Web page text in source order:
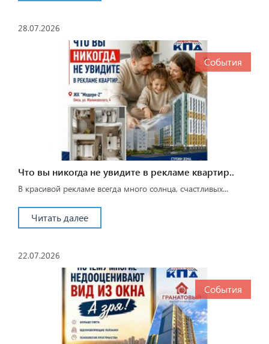
28.07.2026
События
Что вы никогда не увидите в рекламе квартир..
В красивой рекламе всегда много солнца, счастливых...
Читать далее
22.07.2026
События